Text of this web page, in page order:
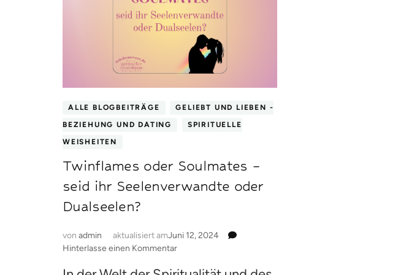
ALLE BLOGBEITRÄGE
GELIEBT UND LIEBEN -
BEZIEHUNG UND DATING
SPIRITUELLE
WEISHEITEN
Twinflames oder Soulmates –
seid ihr Seelenverwandte oder
Dualseelen?
von admin aktualisiert amJuni 12, 2024
Hinterlasse einen Kommentarzu